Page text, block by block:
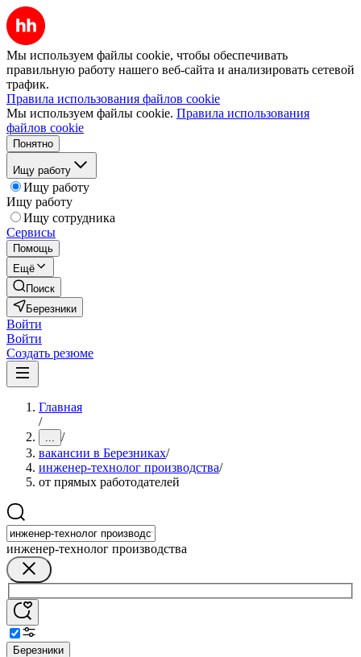
Мы используем файлы cookie, чтобы обеспечивать
правильную работу нашего веб-сайта и анализировать сетевой
трафик.
Правила использования файлов cookie
Мы используем файлы cookie. Правила использования
файлов cookie
Понятно
Ищу работу
Ищу работу
Ищу работу
Ищу сотрудника
Сервисы
Помощь
Ещё
Поиск
Березники
Войти
Войти
Создать резюме
Главная
/
... /
вакансии в Березниках/
инженер-технолог производства/
от прямых работодателей
инженер-технолог производства
Березники